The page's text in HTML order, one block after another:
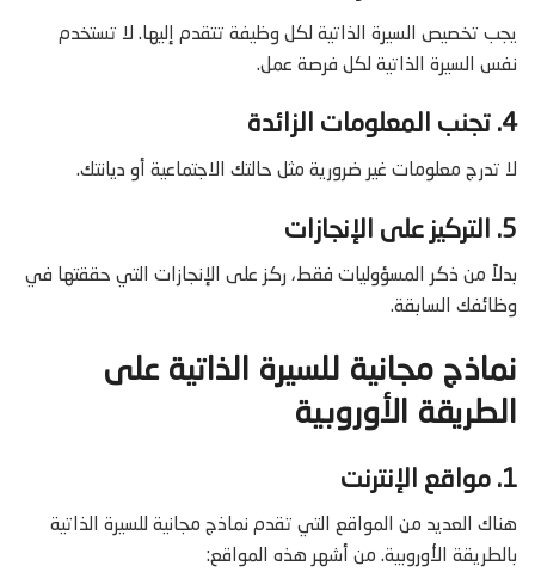
يجب تخصيص السيرة الذاتية لكل وظيفة تتقدم إليها. لا تستخدم
نفس السيرة الذاتية لكل فرصة عمل.
4. تجنب المعلومات الزائدة
لا تدرج معلومات غير ضرورية مثل حالتك الاجتماعية أو ديانتك.
5. التركيز على الإنجازات
بدلاً من ذكر المسؤوليات فقط، ركز على الإنجازات التي حققتها في
وظائفك السابقة.
نماذج مجانية للسيرة الذاتية على
الطريقة الأوروبية
1. مواقع الإنترنت
هناك العديد من المواقع التي تقدم نماذج مجانية للسيرة الذاتية
بالطريقة الأوروبية. من أشهر هذه المواقع: